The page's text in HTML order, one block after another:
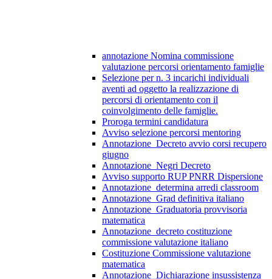
annotazione Nomina commissione
valutazione percorsi orientamento famiglie
Selezione per n. 3 incarichi individuali
aventi ad oggetto la realizzazione di
percorsi di orientamento con il
coinvolgimento delle famiglie.
Proroga termini candidatura
Avviso selezione percorsi mentoring
Annotazione_Decreto avvio corsi recupero
giugno
Annotazione_Negri Decreto
Avviso supporto RUP PNRR Dispersione
Annotazione_determina arredi classroom
Annotazione_Grad definitiva italiano
Annotazione_Graduatoria provvisoria
matematica
Annotazione_decreto costituzione
commissione valutazione italiano
Costituzione Commissione valutazione
matematica
Annotazione_Dichiarazione insussistenza